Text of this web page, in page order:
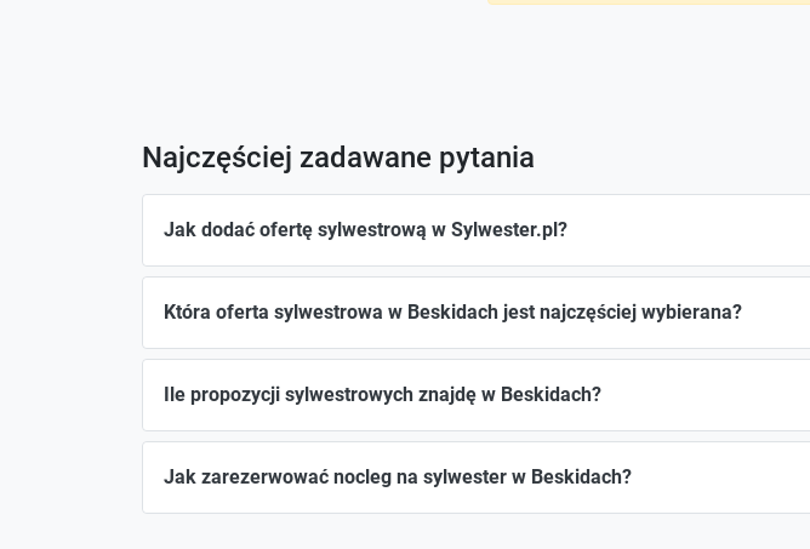
Najczęściej zadawane pytania
Jak dodać ofertę sylwestrową w Sylwester.pl?
Która oferta sylwestrowa w Beskidach jest najczęściej wybierana?
Ile propozycji sylwestrowych znajdę w Beskidach?
Jak zarezerwować nocleg na sylwester w Beskidach?